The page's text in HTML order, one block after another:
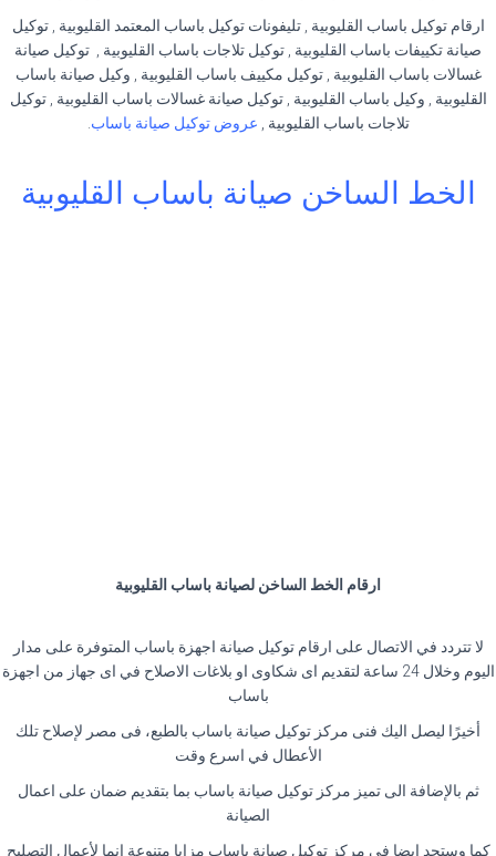
ارقام توكيل باساب القليوبية , تليفونات توكيل باساب المعتمد القليوبية , توكيل
صيانة تكييفات باساب القليوبية , توكيل تلاجات باساب القليوبية , توكيل صيانة
غسالات باساب القليوبية , توكيل مكييف باساب القليوبية , وكيل صيانة باساب
القليوبية , وكيل باساب القليوبية , توكيل صيانة غسالات باساب القليوبية , توكيل
تلاجات باساب القليوبية , عروض توكيل صيانة باساب
الخط الساخن صيانة باساب القليوبية
ارقام الخط الساخن لصيانة باساب القليوبية
لا تتردد في الاتصال على ارقام توكيل صيانة اجهزة باساب المتوفرة على مدار
اليوم وخلال 24 ساعة لتقديم اى شكاوى او بلاغات الاصلاح في اى جهاز من اجهزة
باساب
أخيرًا ليصل اليك فنى مركز توكيل صيانة باساب بالطبع، فى مصر لإصلاح تلك
الأعطال في اسرع وقت
ثم بالإضافة الى تميز مركز توكيل صيانة باساب بما بتقديم ضمان على اعمال
الصيانة
كما وستجد ايضا في مركز توكيل صيانة باساب مزايا متنوعة إنما لأعمال التصليح